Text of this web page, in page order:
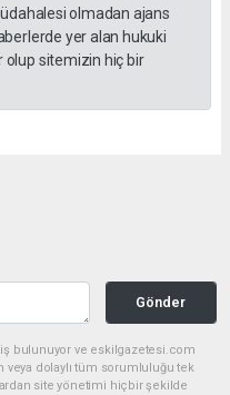
olmadan ajans
yer alan hukuki
olup sitemizin hiç bir
Gönder
bulunuyor ve eskilgazetesi.com
veya dolaylı tüm sorumluluğu tek
site yönetimi hiçbir şekilde